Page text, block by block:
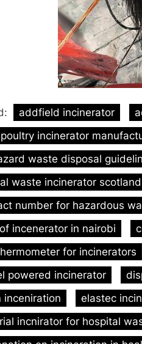
addfield incinerator
incinerator
waste disposal
waste incinerator scotland
number for hazardous
incenerator in nairobi
for incinerators
powered incinerator
inceniration
elastec
incnirator for hospital